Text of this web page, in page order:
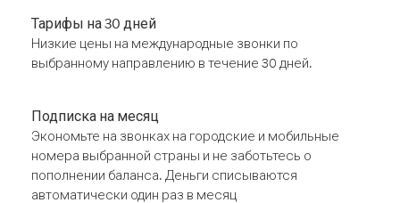
Тарифы на 30 дней
Низкие цены на международные звонки по
выбранному направлению в течение 30 дней.
Подписка на месяц
Экономьте на звонках на городские и мобильные
номера выбранной страны и не заботьтесь о
пополнении баланса. Деньги списываются
автоматически один раз в месяц